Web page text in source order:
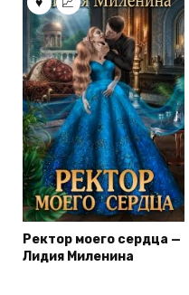
Ректор моего сердца —
Лидия Миленина